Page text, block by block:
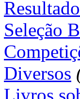
Seleção
Diversos